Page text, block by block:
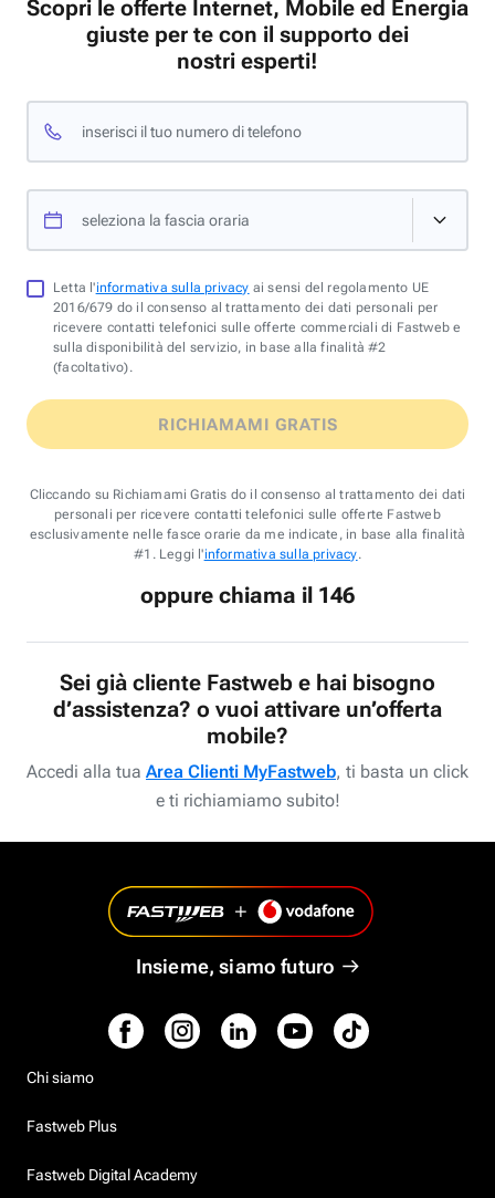
Scopri le offerte Internet, Mobile ed Energia
giuste per te con il supporto dei
nostri esperti!
inserisci il tuo numero di telefono
seleziona la fascia oraria
Letta l'informativa sulla privacy ai sensi del regolamento UE
2016/679 do il consenso al trattamento dei dati personali per
ricevere contatti telefonici sulle offerte commerciali di Fastweb e
sulla disponibilità del servizio, in base alla finalità #2
(facoltativo).
RICHIAMAMI GRATIS
Cliccando su Richiamami Gratis do il consenso al trattamento dei dati
personali per ricevere contatti telefonici sulle offerte Fastweb
esclusivamente nelle fasce orarie da me indicate, in base alla finalità
#1. Leggi l'informativa sulla privacy.
oppure chiama il 146
Sei già cliente Fastweb e hai bisogno
d’assistenza? o vuoi attivare un’offerta
mobile?
Accedi alla tua Area Clienti MyFastweb, ti basta un click
e ti richiamiamo subito!
Insieme, siamo futuro
Chi siamo
Fastweb Plus
Fastweb Digital Academy